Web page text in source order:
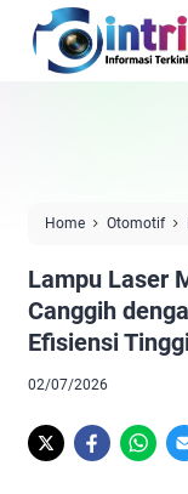
Home Otomotif
Tinggi
Lampu Laser
Canggih
Efisiensi
02/07/2026